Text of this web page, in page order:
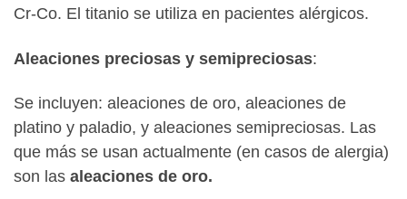
Cr-Co. El titanio se utiliza en pacientes alérgicos.
Aleaciones preciosas y semipreciosas:
Se incluyen: aleaciones de oro, aleaciones de
platino y paladio, y aleaciones semipreciosas. Las
que más se usan actualmente (en casos de alergia)
son las aleaciones de oro.